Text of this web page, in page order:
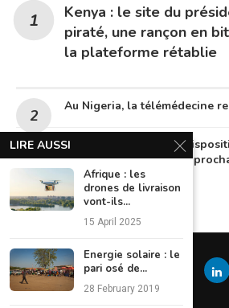
Kenya : le site du
piraté, une rançon en
la plateforme rétablie
Au Nigeria, la télémédecine
Le Nigeria lancera un
numériques en octobre
LIRE AUSSI
Afrique : les
drones de livraison
vont-ils...
15 April 2025
Energie solaire : le
pari osé de...
28 February 2019